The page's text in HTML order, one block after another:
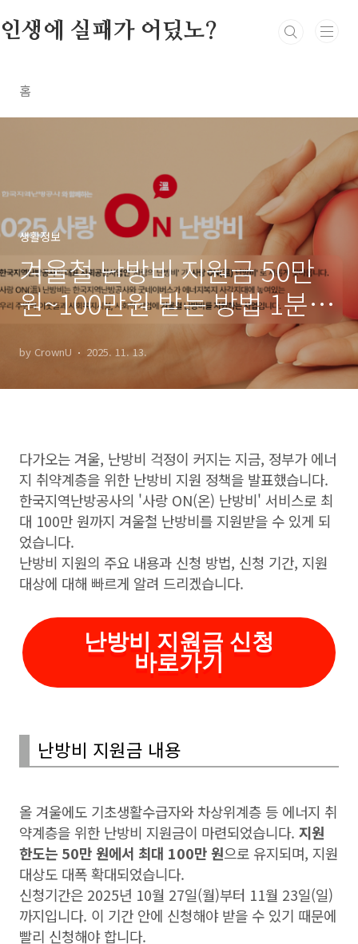
인생에 실패가 어딨노?
홈
생활정보
겨울철 난방비 지원금 50만
원~100만원 받는 방법 1분
by CrownU 2025. 11. 13.
다가오는 겨울, 난방비 걱정이 커지는 지금, 정부가 에너
지 취약계층을 위한 난방비 지원 정책을 발표했습니다.
한국지역난방공사의 '사랑 ON(온) 난방비' 서비스로 최
대 100만 원까지 겨울철 난방비를 지원받을 수 있게 되
었습니다.
난방비 지원의 주요 내용과 신청 방법, 신청 기간, 지원
대상에 대해 빠르게 알려 드리겠습니다.
난방비 지원금 신청
바로가기
난방비 지원금 내용
올 겨울에도 기초생활수급자와 차상위계층 등 에너지 취
약계층을 위한 난방비 지원금이 마련되었습니다. 지원
한도는 50만 원에서 최대 100만 원으로 유지되며, 지원
대상도 대폭 확대되었습니다.
신청기간은 2025년 10월 27일(월)부터 11월 23일(일)
까지입니다. 이 기간 안에 신청해야 받을 수 있기 때문에
빨리 신청해야 합니다.